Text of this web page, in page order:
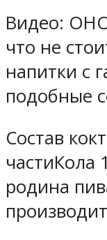
Видео:
что не
напитки с
подобные
Состав
частиКола
родина